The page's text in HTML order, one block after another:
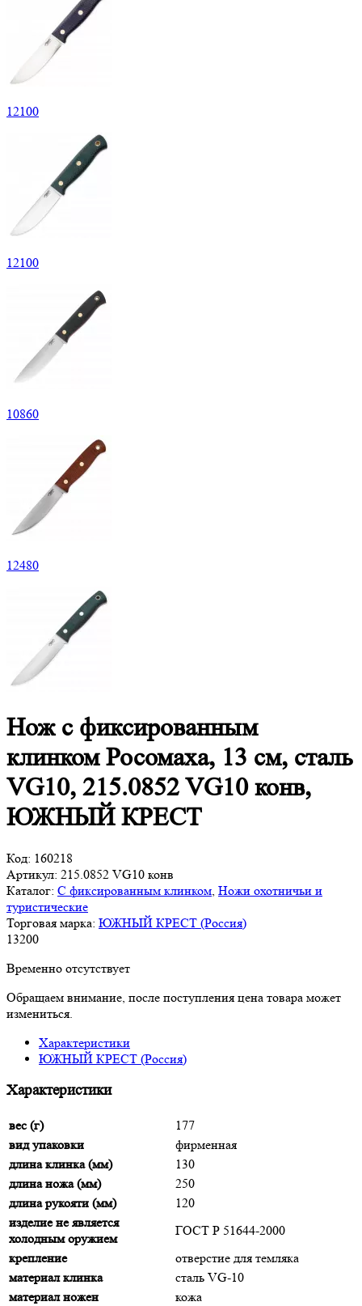
12100
12100
10860
12480
Нож с фиксированным
клинком Росомаха, 13 см, сталь
VG10, 215.0852 VG10 конв,
ЮЖНЫЙ КРЕСТ
Код: 160218
Артикул: 215.0852 VG10 конв
Каталог: С фиксированным клинком Ножи охотничьи и
туристические
Торговая марка: ЮЖНЫЙ КРЕСТ (Россия)
13200
Временно отсутствует
Обращаем внимание, после поступления цена товара может
измениться.
Характеристики
ЮЖНЫЙ КРЕСТ (Россия)
Характеристики
вес (г)
177
вид упаковки
фирменная
длина клинка (мм)
130
длина ножа (мм)
250
длина рукояти (мм)
120
изделие не является
холодным оружием
ГОСТ Р 51644-2000
крепление
отверстие для темляка
материал клинка
сталь VG-10
материал ножен
кожа